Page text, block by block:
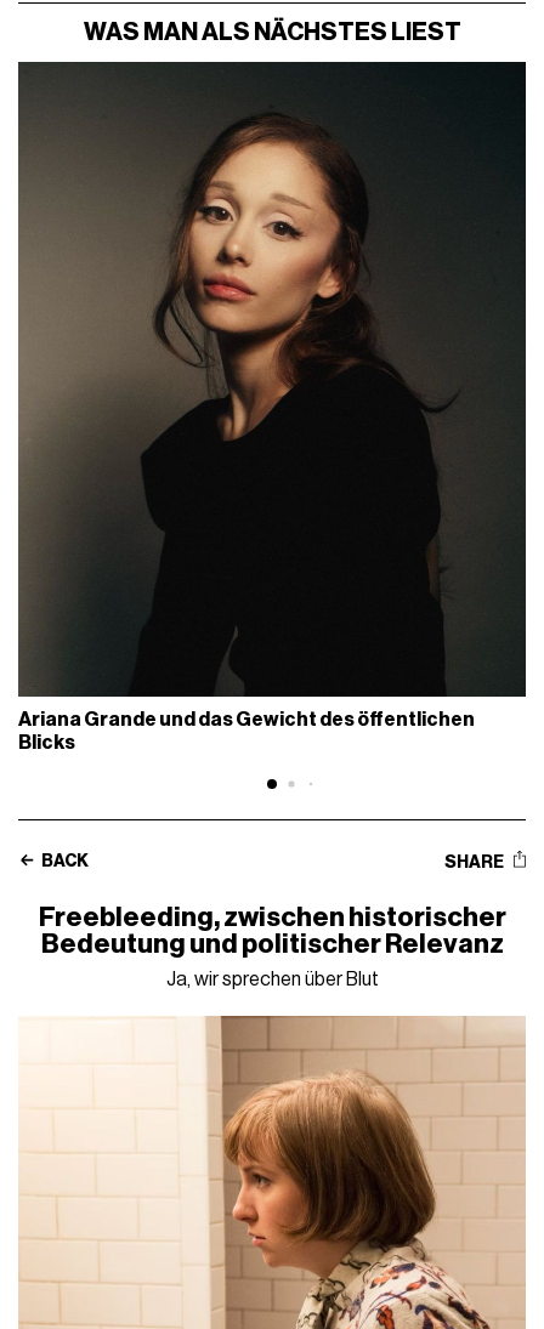
WAS MAN ALS NÄCHSTES LIEST
Ariana Grande und das Gewicht des öffentlichen
Blicks
BACK SHARE
Freebleeding, zwischen historischer
Bedeutung und politischer Relevanz
Ja, wir sprechen über Blut